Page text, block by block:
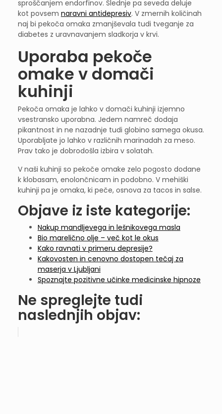
sproščanjem endorfinov. Slednje pa seveda deluje
kot povsem naravni antidepresiv. V zmernih količinah
naj bi pekoča omaka zmanjševala tudi tveganje za
diabetes z uravnavanjem sladkorja v krvi.
Uporaba pekoče
omake v domači
kuhinji
Pekoča omaka je lahko v domači kuhinji izjemno
vsestransko uporabna. Jedem namreč dodaja
pikantnost in ne nazadnje tudi globino samega okusa.
Uporabljate jo lahko v različnih marinadah za meso.
Prav tako je dobrodošla izbira v solatah.
V naši kuhinji so pekoče omake zelo pogosto dodane
k klobasam, enolončnicam in podobno. V mehiški
kuhinji pa je omaka, ki peče, osnova za tacos in salse.
Objave iz iste kategorije:
Nakup mandljevega in lešnikovega masla
Bio marelično olje – več kot le okus
Kako ravnati v primeru depresije?
Kakovosten in cenovno dostopen tečaj za
maserja v Ljubljani
Spoznajte pozitivne učinke medicinske hipnoze
Ne spreglejte tudi
naslednjih objav: